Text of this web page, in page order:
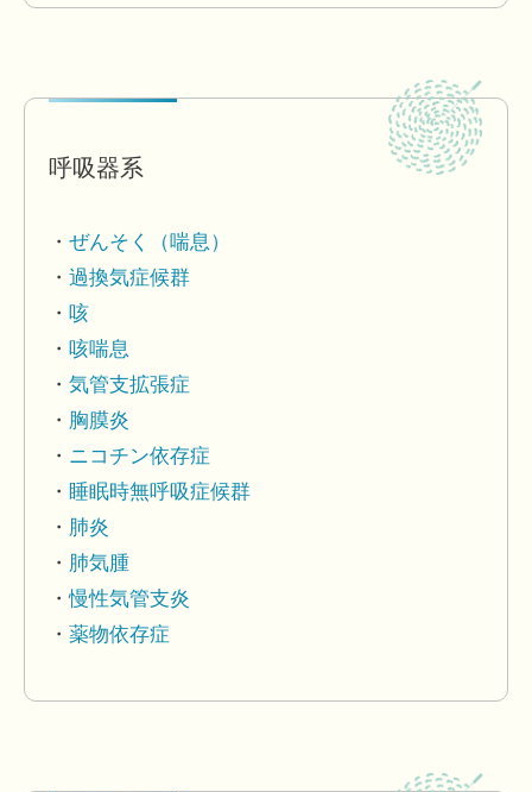
呼吸器系
ぜんそく（喘息）
過換気症候群
咳
咳喘息
気管支拡張症
胸膜炎
ニコチン依存症
睡眠時無呼吸症候群
肺炎
肺気腫
慢性気管支炎
薬物依存症